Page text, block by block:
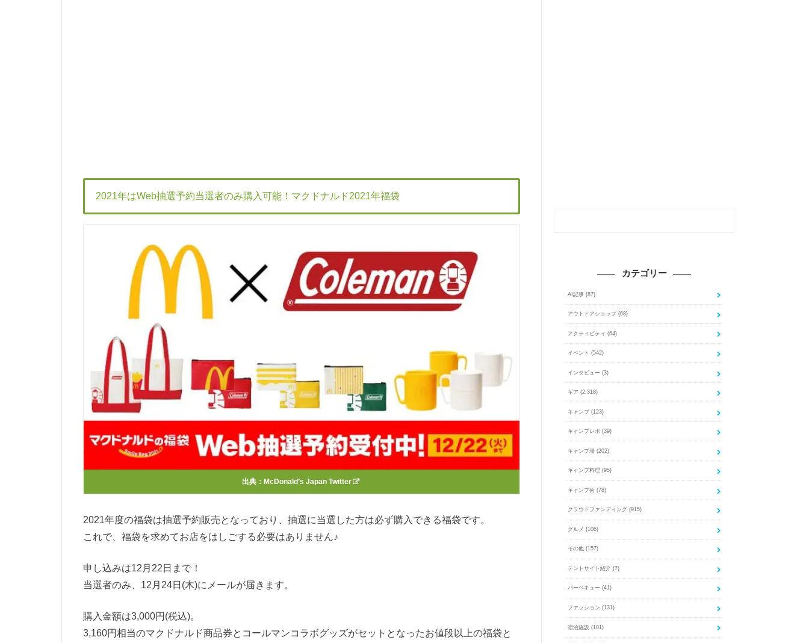
2021年はWeb抽選予約当選者のみ購入可能！マクドナルド2021年福袋
出典： McDonald’s Japan Twitter
2021年度の福袋は抽選予約販売となっており、抽選に当選した方は必ず購入できる福袋です。
これで、福袋を求めてお店をはしごする必要はありません♪
申し込みは12月22日まで！
当選者のみ、12月24日(木)にメールが届きます。
購入金額は3,000円(税込)。
3,160円相当のマクドナルド商品券とコールマンコラボグッズがセットとなったお値段以上の福袋と
カテゴリー
AI記事 (87)
アウトドアショップ (68)
アクティビティ (64)
イベント (542)
インタビュー (3)
ギア (2,318)
キャンプ (123)
キャンプレポ (39)
キャンプ場 (202)
キャンプ料理 (95)
キャンプ術 (78)
クラウドファンディング (915)
グルメ (106)
その他 (157)
テントサイト紹介 (7)
バーベキュー (41)
ファッション (131)
宿泊施設 (101)